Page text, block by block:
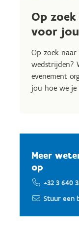
Op
voor
Op zoek
wedstrijden?
evenement
jou hoe we je
Meer
op
+32 3 640
Stuur een